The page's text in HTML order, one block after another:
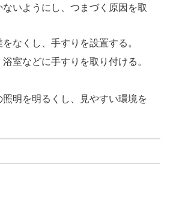
ないようにし、つまづく原因を取
なくし、手すりを設置する。
室などに手すりを取り付ける。
照明を明るくし、見やすい環境を